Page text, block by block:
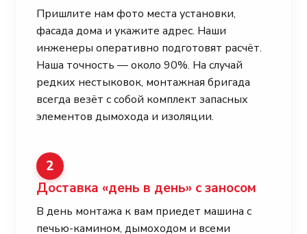
Пришлите нам фото места установки,
фасада дома и укажите адрес. Наши
инженеры оперативно подготовят расчёт.
Наша точность — около 90%. На случай
редких нестыковок, монтажная бригада
всегда везёт с собой комплект запасных
элементов дымохода и изоляции.
2
Доставка «день в день» с заносом
В день монтажа к вам приедет машина с
печью-камином, дымоходом и всеми